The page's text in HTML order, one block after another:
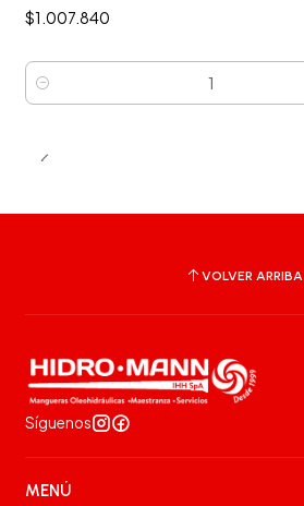
$1.007.840
Cantidad
VOLVER ARRIBA
Síguenos
MENÚ